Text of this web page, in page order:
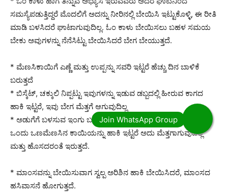
ಸಮಸ್ಯೆಪಡುತ್ತಿದ್ದರೆ ಮೊದಲಿಗೆ ಅದನ್ನು ನೀರಿನಲ್ಲಿ ಬೇಯಿಸಿ ಇಟ್ಟುಕೊಳ್ಳಿ, ಈ ರೀತಿ
ಮಾಡಿ ಬಳಸಿದರೆ ಘಾಟಾಗುವುದಿಲ್ಲ. ಓಂ ಕಾಳು ಬೇಯಿಸಲು ಬಹಳ ಸಮಯ
ಬೇಕು ಅವುಗಳನ್ನು ನೆನೆಸಿಟ್ಟು ಬೇಯಿಸಿದರೆ ಬೇಗ ಬೇಯುತ್ತದೆ.
* ಮೆಣಸಿಕಾಯಿಗೆ ಎಣ್ಣೆ ಮತ್ತು ಉಪ್ಪನ್ನು ಸವರಿ ಇಟ್ಟರೆ ಹೆಚ್ಚು ದಿನ ಬಾಳಿಕೆ
ಬರುತ್ತದೆ
* ಬಿಸ್ಕೆಟ್, ಚಕ್ಕುಲಿ ನಿಪ್ಪಟ್ಟು ಇವುಗಳನ್ನು ಇಡುವ ಡಬ್ಬದಲ್ಲಿ ಹೀರುವ ಕಾಗದ
ಹಾಕಿ ಇಟ್ಟರೆ, ಇವು ಬೇಗ ಮೆತ್ತಗೆ ಆಗುವುದಿಲ್ಲ
* ಅಡುಗೆಗೆ ಬಳಸುವ ಇಂಗು ಬಹಳ ಬೇಗ ಗಟ್ಟಿಯಾಗಿ ಬಿಡುತ್ತದೆ. ಹಾಗಾಗಿ
ಒಂದು ಒಣಮೆಣಸಿನ ಕಾಯಿಯನ್ನು ಹಾಕಿ ಇಟ್ಟರೆ ಅದು ಮೆತ್ತಗಾಗುವುದಿಲ್ಲ
ಮತ್ತು ಹೊಸದರಂತೆ ಇರುತ್ತದೆ.
* ಮಾಂಸವನ್ನು ಬೇಯಿಸುವಾಗ ಸ್ವಲ್ಪ ಅರಿಶಿನ ಹಾಕಿ ಬೇಯಿಸಿದರೆ, ಮಾಂಸದ
ಹಸಿವಾಸನೆ ಹೋಗುತ್ತದೆ.